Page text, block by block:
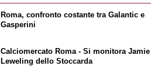
Roma, confronto costante tra Galantic e
Gasperini
Calciomercato Roma - Si monitora Jamie
Leweling dello Stoccarda